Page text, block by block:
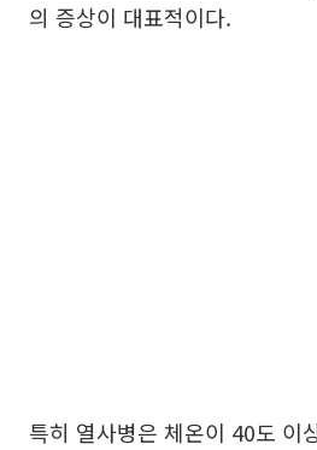
의 증상이 대표적이다.
특히 열사병은 체온이 40도 이